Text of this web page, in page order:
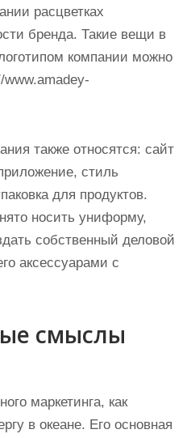
расцветках
бренда. Такие вещи в
компании можно
www.amadey-
также относятся: сайт
стиль
для продуктов.
носить униформу,
собственный деловой
аксессуарами с
смыслы
маркетинга, как
в океане. Его основная